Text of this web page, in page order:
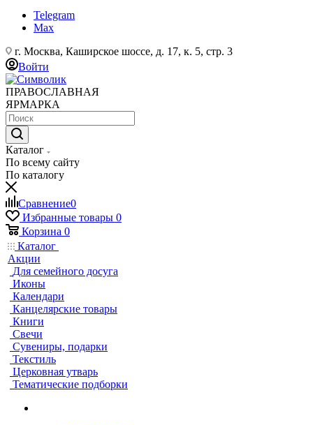
Telegram
Max
г. Москва, Каширское шоссе, д. 17, к. 5, стр. 3
Войти
ПРАВОСЛАВНАЯ
ЯРМАРКА
Каталог
По всему сайту
По каталогу
Сравнение0
Избранные товары 0
Корзина 0
Каталог
Акции
Для семейного досуга
Иконы
Календари
Канцелярские товары
Книги
Свечи
Сувениры, подарки
Текстиль
Церковная утварь
Тематические подборки